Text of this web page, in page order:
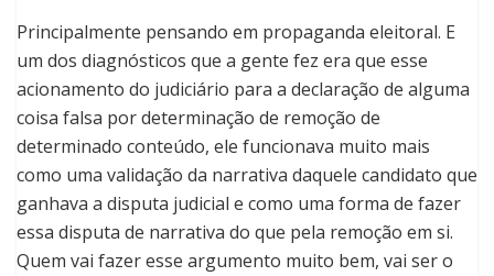
Principalmente pensando em propaganda eleitoral. E
um dos diagnósticos que a gente fez era que esse
acionamento do judiciário para a declaração de alguma
coisa falsa por determinação de remoção de
determinado conteúdo, ele funcionava muito mais
como uma validação da narrativa daquele candidato que
ganhava a disputa judicial e como uma forma de fazer
essa disputa de narrativa do que pela remoção em si.
Quem vai fazer esse argumento muito bem, vai ser o